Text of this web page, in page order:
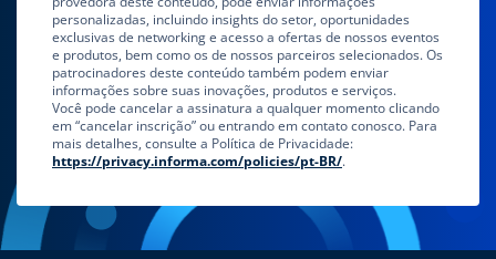
personalizadas, incluindo insights do setor, oportunidades
exclusivas de networking e acesso a ofertas de nossos eventos
e produtos, bem como os de nossos parceiros selecionados. Os
patrocinadores deste conteúdo também podem enviar
informações sobre suas inovações, produtos e serviços.
Você pode cancelar a assinatura a qualquer momento clicando
em “cancelar inscrição” ou entrando em contato conosco. Para
mais detalhes, consulte a Política de Privacidade:
https://privacy.informa.com/policies/pt-BR/.